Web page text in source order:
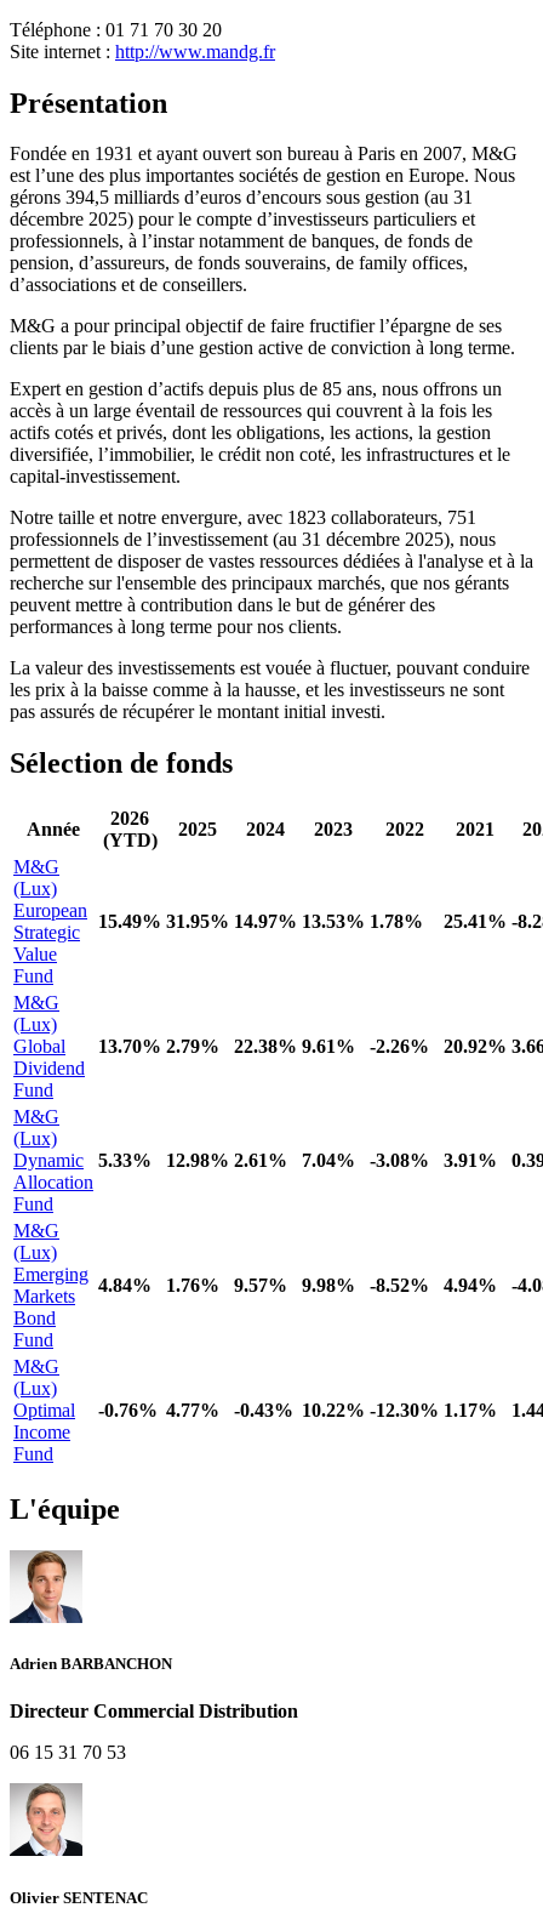
Téléphone : 01 71 70 30 20
Site internet : http://www.mandg.fr
Présentation
Fondée en 1931 et ayant ouvert son bureau à Paris en 2007, M&G
est l’une des plus importantes sociétés de gestion en Europe. Nous
gérons 394,5 milliards d’euros d’encours sous gestion (au 31
décembre 2025) pour le compte d’investisseurs particuliers et
professionnels, à l’instar notamment de banques, de fonds de
pension, d’assureurs, de fonds souverains, de family offices,
d’associations et de conseillers.
M&G a pour principal objectif de faire fructifier l’épargne de ses
clients par le biais d’une gestion active de conviction à long terme.
Expert en gestion d’actifs depuis plus de 85 ans, nous offrons un
accès à un large éventail de ressources qui couvrent à la fois les
actifs cotés et privés, dont les obligations, les actions, la gestion
diversifiée, l’immobilier, le crédit non coté, les infrastructures et le
capital-investissement.
Notre taille et notre envergure, avec 1823 collaborateurs, 751
professionnels de l’investissement (au 31 décembre 2025), nous
permettent de disposer de vastes ressources dédiées à l'analyse et à la
recherche sur l'ensemble des principaux marchés, que nos gérants
peuvent mettre à contribution dans le but de générer des
performances à long terme pour nos clients.
La valeur des investissements est vouée à fluctuer, pouvant conduire
les prix à la baisse comme à la hausse, et les investisseurs ne sont
pas assurés de récupérer le montant initial investi.
Sélection de fonds
Année
2026
(YTD)
2025 2024 2023 2022 2021
M&G
(Lux)
European
Strategic
Value
Fund
15.49% 31.95% 14.97% 13.53% 1.78% 25.41% -
M&G
(Lux)
Global
Dividend
Fund
13.70% 2.79% 22.38% 9.61% -2.26% 20.92%
M&G
(Lux)
Dynamic
Allocation
Fund
5.33% 12.98% 2.61% 7.04% -3.08% 3.91%
M&G
(Lux)
Emerging
Markets
Bond
Fund
4.84% 1.76% 9.57% 9.98% -8.52% 4.94% -
M&G
(Lux)
Optimal
Income
Fund
-0.76% 4.77% -0.43% 10.22% -12.30% 1.17%
L'équipe
Adrien BARBANCHON
Directeur Commercial Distribution
06 15 31 70 53
Olivier SENTENAC